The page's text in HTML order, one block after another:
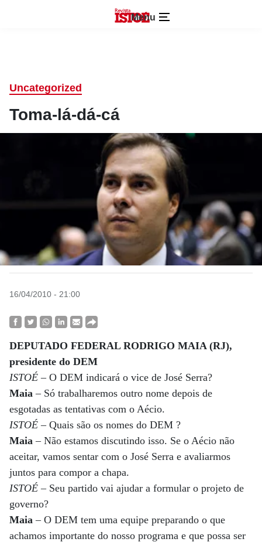
Menu
Uncategorized
Toma-lá-dá-cá
16/04/2010 - 21:00
DEPUTADO FEDERAL RODRIGO MAIA (RJ),
presidente do DEM
ISTOÉ– O DEM indicará o vice de José Serra?
Maia– Só trabalharemos outro nome depois de
esgotadas as tentativas com o Aécio.
ISTOÉ– Quais são os nomes do DEM ?
Maia– Não estamos discutindo isso. Se o Aécio não
aceitar, vamos sentar com o José Serra e avaliarmos
juntos para compor a chapa.
ISTOÉ– Seu partido vai ajudar a formular o projeto de
governo?
Maia– O DEM tem uma equipe preparando o que
achamos importante do nosso ­programa e que possa ser